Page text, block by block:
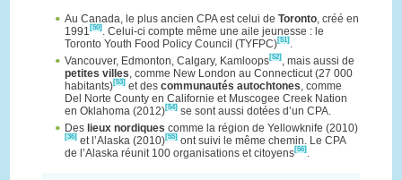
Au Canada, le plus ancien CPA est celui de Toronto, créé en
1991 [50] . Celui-ci compte même une aile jeunesse : le
Toronto Youth Food Policy Council (TYFPC)[51] .
Vancouver, Edmonton, Calgary, Kamloops[52] , mais aussi de
petites villes, comme New London au Connecticut (27 000
habitants)[53] et des communautés autochtones, comme
Del Norte County en Californie et Muscogee Creek Nation
en Oklahoma (2012)[54] se sont aussi dotées d’un CPA.
Des lieux nordiques comme la région de Yellowknife (2010)
[36] et l’Alaska (2010)[55] ont suivi le même chemin. Le CPA
de l’Alaska réunit 100 organisations et citoyens[56] .